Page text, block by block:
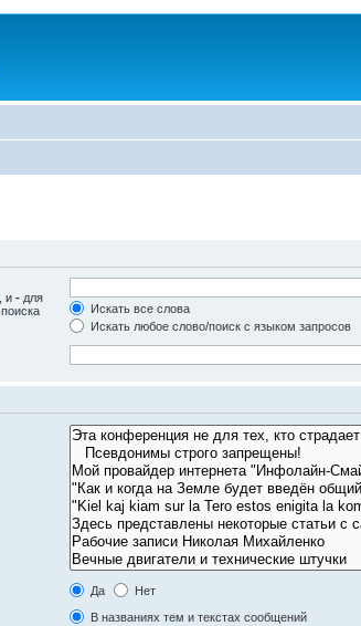
и - для
Искать все слова
Искать любое слово/поиск с языком запросов
Да
Нет
В названиях тем и текстах сообщений